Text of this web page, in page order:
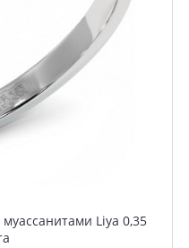
Liya 0,35